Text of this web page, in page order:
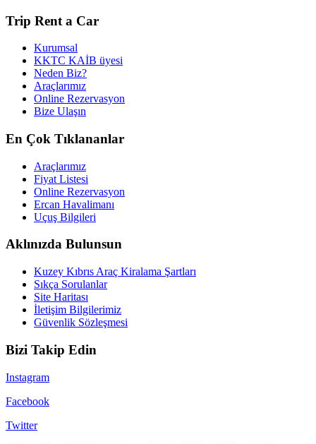
Trip Rent a Car
Kurumsal
KKTC KAİB üyesi
Neden Biz?
Araçlarımız
Online Rezervasyon
Bize Ulaşın
En Çok Tıklananlar
Araçlarımız
Fiyat Listesi
Online Rezervasyon
Ercan Havalimanı
Uçuş Bilgileri
Aklınızda Bulunsun
Kuzey Kıbrıs Araç Kiralama Şartları
Sıkça Sorulanlar
Site Haritası
İletişim Bilgilerimiz
Güvenlik Sözleşmesi
Bizi Takip Edin
Instagram
Facebook
Twitter